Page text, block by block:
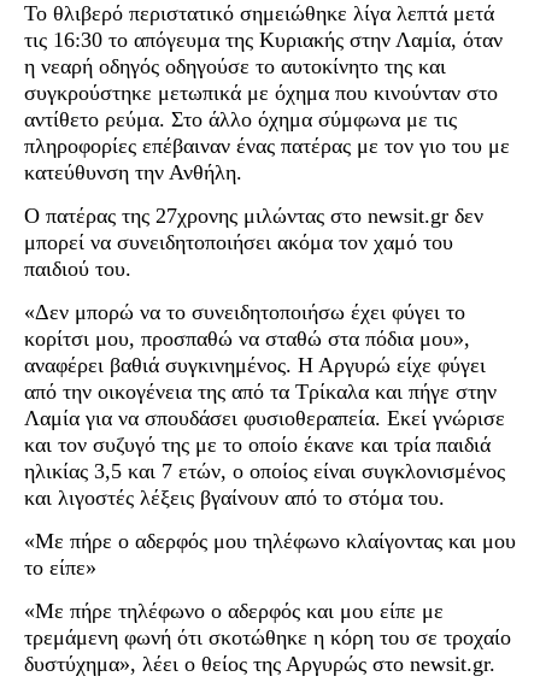
Το θλιβερό περιστατικό σημειώθηκε λίγα λεπτά μετά
τις 16:30 το απόγευμα της Κυριακής στην Λαμία, όταν
η νεαρή οδηγός οδηγούσε το αυτοκίνητο της και
συγκρούστηκε μετωπικά με όχημα που κινούνταν στο
αντίθετο ρεύμα. Στο άλλο όχημα σύμφωνα με τις
πληροφορίες επέβαιναν ένας πατέρας με τον γιο του με
κατεύθυνση την Ανθήλη.
Ο πατέρας της 27χρονης μιλώντας στο newsit.gr δεν
μπορεί να συνειδητοποιήσει ακόμα τον χαμό του
παιδιού του.
«Δεν μπορώ να το συνειδητοποιήσω έχει φύγει το
κορίτσι μου, προσπαθώ να σταθώ στα πόδια μου»,
αναφέρει βαθιά συγκινημένος. Η Αργυρώ είχε φύγει
από την οικογένεια της από τα Τρίκαλα και πήγε στην
Λαμία για να σπουδάσει φυσιοθεραπεία. Εκεί γνώρισε
και τον συζυγό της με το οποίο έκανε και τρία παιδιά
ηλικίας 3,5 και 7 ετών, ο οποίος είναι συγκλονισμένος
και λιγοστές λέξεις βγαίνουν από το στόμα του.
«Με πήρε ο αδερφός μου τηλέφωνο κλαίγοντας και μου
το είπε»
«Με πήρε τηλέφωνο ο αδερφός και μου είπε με
τρεμάμενη φωνή ότι σκοτώθηκε η κόρη του σε τροχαίο
δυστύχημα», λέει ο θείος της Αργυρώς στο newsit.gr.